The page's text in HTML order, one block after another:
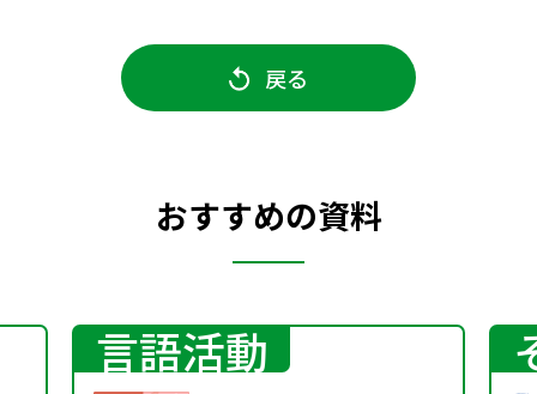
戻る
おすすめの資料
言語活動